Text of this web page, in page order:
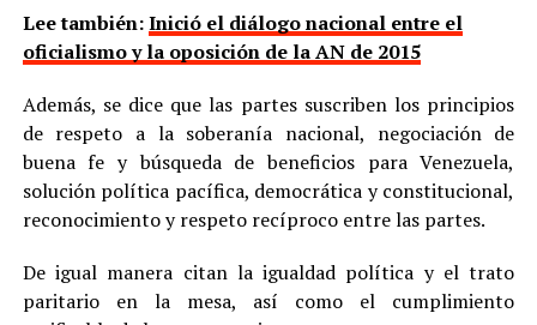
Lee también:Inició el diálogo nacional entre el
oficialismo y la oposición de la AN de 2015
Además, se dice que las partes suscriben los principios
de respeto a la soberanía nacional, negociación de
buena fe y búsqueda de beneficios para Venezuela,
solución política pacífica, democrática y constitucional,
reconocimiento y respeto recíproco entre las partes.
De igual manera citan la igualdad política y el trato
paritario en la mesa, así como el cumplimiento